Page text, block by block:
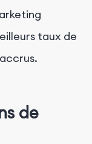
taux de
de